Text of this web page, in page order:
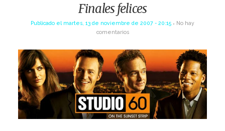
Finales felices
Publicado el martes, 13 de noviembre de 2007 - 20:15
No hay
comentarios